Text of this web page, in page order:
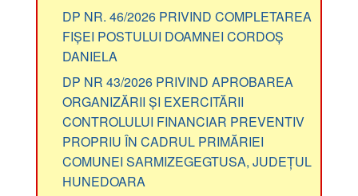
DP NR. 46/2026 PRIVIND COMPLETAREA
FIȘEI POSTULUI DOAMNEI CORDOȘ
DANIELA
DP NR 43/2026 PRIVIND APROBAREA
ORGANIZĂRII ȘI EXERCITĂRII
CONTROLULUI FINANCIAR PREVENTIV
PROPRIU ÎN CADRUL PRIMĂRIEI
COMUNEI SARMIZEGEGTUSA, JUDEȚUL
HUNEDOARA